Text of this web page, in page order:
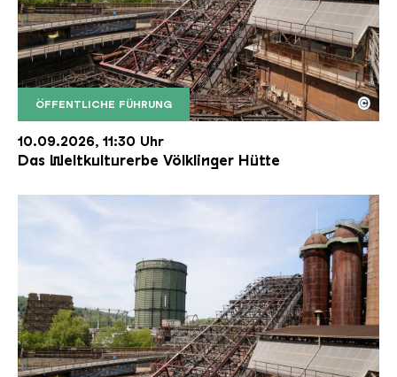
ÖFFENTLICHE FÜHRUNG
Der Erzschrägaufzug der Völklinger Hütte mit
Copyright: Weltkulturerbe Völklinger Hütte | Karl
©
10.09.2026, 11:30 Uhr
Das Weltkulturerbe Völklinger Hütte